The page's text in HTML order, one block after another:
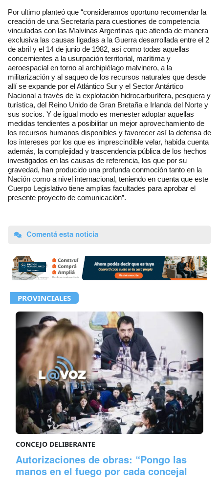
Por ultimo planteó que “consideramos oportuno recomendar la
creación de una Secretaría para cuestiones de competencia
vinculadas con las Malvinas Argentinas que atienda de manera
exclusiva las causas ligadas a la Guerra desarrollada entre el 2
de abril y el 14 de junio de 1982, así como todas aquellas
concernientes a la usurpación territorial, marítima y
aeroespacial en torno al archipiélago malvinero, a la
militarización y al saqueo de los recursos naturales que desde
allí se expande por el Atlántico Sur y el Sector Antártico
Nacional a través de la explotación hidrocarburífera, pesquera y
turística, del Reino Unido de Gran Bretaña e Irlanda del Norte y
sus socios. Y de igual modo es menester adoptar aquellas
medidas tendientes a posibilitar un mejor aprovechamiento de
los recursos humanos disponibles y favorecer así la defensa de
los intereses por los que es imprescindible velar, habida cuenta
además, la complejidad y trascendencia pública de los hechos
investigados en las causas de referencia, los que por su
gravedad, han producido una profunda conmoción tanto en la
Nación como a nivel internacional, teniendo en cuenta que este
Cuerpo Legislativo tiene amplias facultades para aprobar el
presente proyecto de comunicación”.
Comentá esta noticia
PROVINCIALES
CONCEJO DELIBERANTE
Autorizaciones de obras: “Pongo las
manos en el fuego por cada concejal